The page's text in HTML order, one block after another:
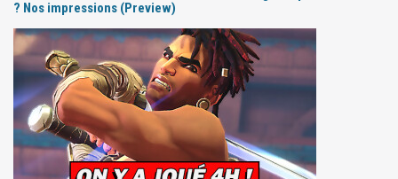
? Nos impressions (Preview)